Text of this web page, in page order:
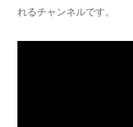
れるチャンネルです。